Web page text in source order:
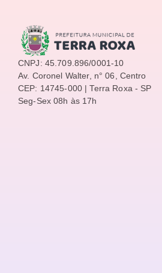
CNPJ: 45.709.896/0001-10
Av. Coronel Walter, n° 06, Centro
CEP: 14745-000 | Terra Roxa - SP
Seg-Sex 08h às 17h